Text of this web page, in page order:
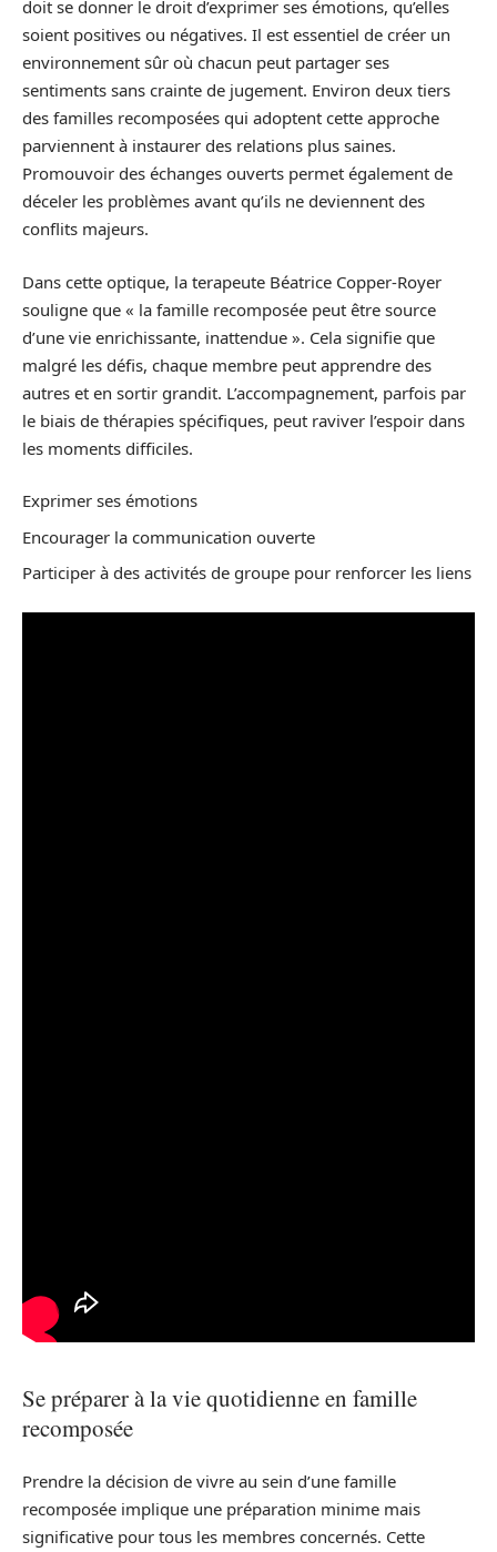
doit se donner le droit d’exprimer ses émotions, qu’elles
soient positives ou négatives. Il est essentiel de créer un
environnement sûr où chacun peut partager ses
sentiments sans crainte de jugement. Environ deux tiers
des familles recomposées qui adoptent cette approche
parviennent à instaurer des relations plus saines.
Promouvoir des échanges ouverts permet également de
déceler les problèmes avant qu’ils ne deviennent des
conflits majeurs.
Dans cette optique, la terapeute Béatrice Copper-Royer
souligne que « la famille recomposée peut être source
d’une vie enrichissante, inattendue ». Cela signifie que
malgré les défis, chaque membre peut apprendre des
autres et en sortir grandit. L’accompagnement, parfois par
le biais de thérapies spécifiques, peut raviver l’espoir dans
les moments difficiles.
Exprimer ses émotions
Encourager la communication ouverte
Participer à des activités de groupe pour renforcer les liens
Se préparer à la vie quotidienne en famille
recomposée
Prendre la décision de vivre au sein d’une famille
recomposée implique une préparation minime mais
significative pour tous les membres concernés. Cette